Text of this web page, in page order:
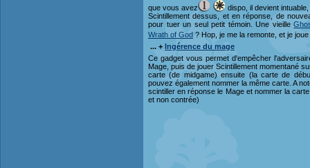
que vous avez
dispo, il devient
Scintillement dessus, et en réponse, de
pour tuer un seul petit témoin. Une vieille
Wrath of God ? Hop, je me la remonte, et je
... + Ingérence du mage
Ce gadget vous permet d'empêcher
Mage, puis de jouer Scintillement momentané
carte (de midgame) ensuite (la carte de
pouvez également nommer la même carte. A
scintiller en réponse le Mage et nommer la
et non contrée)